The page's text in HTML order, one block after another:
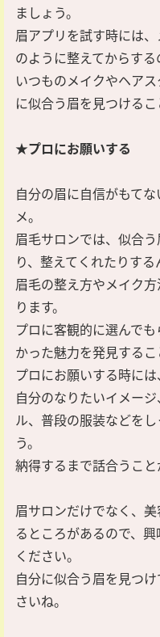
ましょう。
眉アプリを試す時には
のように整えてからする
いつものメイクやヘア
に似合う眉を見つけるこ
★プロにお願いする
自分の眉に自信がもて
メ。
眉毛サロンでは、似合
り、整えてくれたりする
眉毛の整え方やメイク
ります。
プロに客観的に選んで
かった魅力を発見するこ
プロにお願いする時には
自分のなりたいイメー
ル、普段の服装などを
う。
納得するまで話合うこと
眉サロンだけでなく、
るところがあるので、
ください。
自分に似合う眉を見つ
さいね。